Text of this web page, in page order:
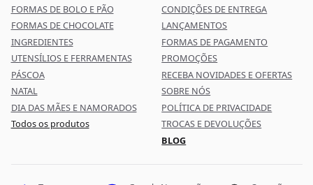
FORMAS DE BOLO E PÃO
FORMAS DE CHOCOLATE
INGREDIENTES
UTENSÍLIOS E FERRAMENTAS
PÁSCOA
NATAL
DIA DAS MÃES E NAMORADOS
Todos os produtos
CONDIÇÕES DE ENTREGA
LANÇAMENTOS
FORMAS DE PAGAMENTO
PROMOÇÕES
RECEBA NOVIDADES E OFERTAS
SOBRE NÓS
POLÍTICA DE PRIVACIDADE
TROCAS E DEVOLUÇÕES
BLOG